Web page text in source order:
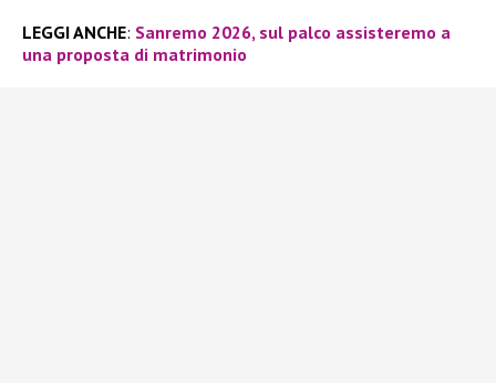
LEGGI ANCHE: Sanremo 2026, sul palco assisteremo a
una proposta di matrimonio